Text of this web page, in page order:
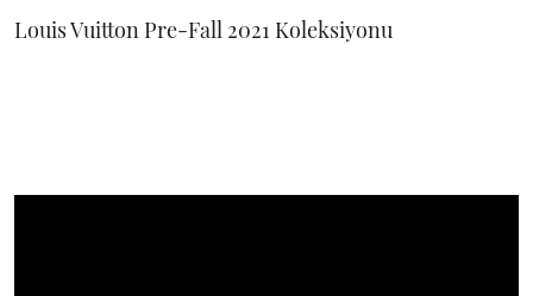
Louis Vuitton Pre-Fall 2021 Koleksiyonu